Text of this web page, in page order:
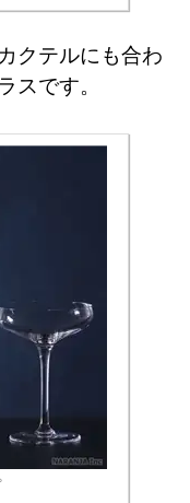
クテルにも合わ
スです。